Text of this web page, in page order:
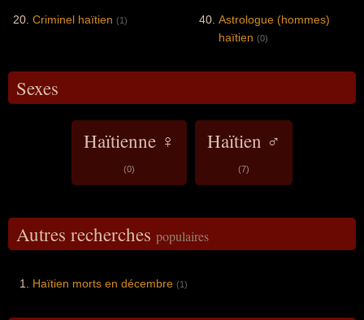
Criminel haïtien (1)
Astrologue (hommes)
haïtien (0)
Sexes
Haïtienne ♀
(0)
Haïtien ♂
(7)
Autres recherches populaires
Haïtien morts en décembre (1)